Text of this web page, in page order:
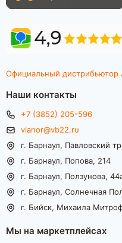
Официальный дистрибьютор
Наши контакты
+7 (3852) 205-596
vianor@vb22.ru
г. Барнаул, Павловский
г. Барнаул, Попова, 214
г. Барнаул, Ползунова,
г. Барнаул, Солнечная
г. Бийск, Михаила
Мы на маркетплейсах